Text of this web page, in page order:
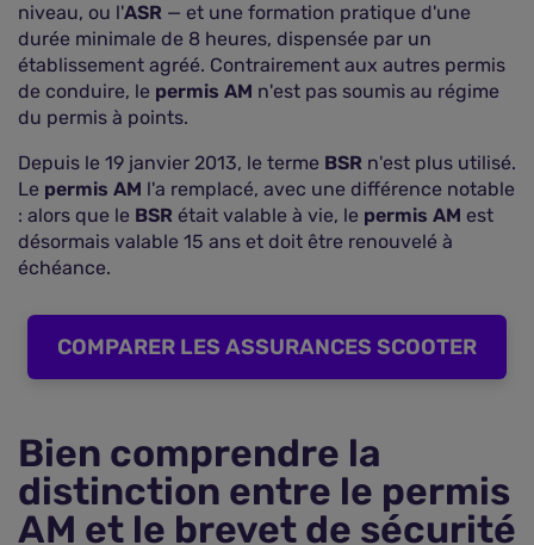
niveau, ou l'ASR — et une formation pratique d'une
durée minimale de 8 heures, dispensée par un
établissement agréé. Contrairement aux autres permis
de conduire, le permis AM n'est pas soumis au régime
du permis à points.
Depuis le 19 janvier 2013, le terme BSR n'est plus utilisé.
Le permis AM l'a remplacé, avec une différence notable
: alors que le BSR était valable à vie, le permis AM est
désormais valable 15 ans et doit être renouvelé à
échéance.
COMPARER LES ASSURANCES SCOOTER
Bien comprendre la
distinction entre le permis
AM et le brevet de sécurité